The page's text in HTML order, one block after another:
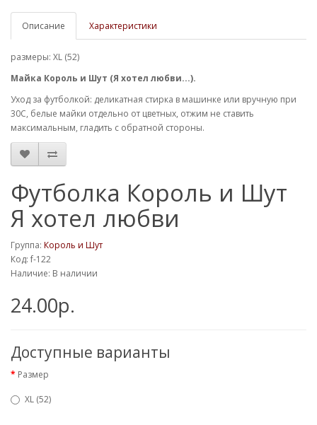
Описание Характеристики
размеры: XL (52)
Майка Король и Шут (Я хотел любви...).
Уход за футболкой: деликатная стирка в машинке или вручную при
30С, белые майки отдельно от цветных, отжим не ставить
максимальным, гладить с обратной стороны.
Футболка Король и Шут
Я хотел любви
Группа: Король и Шут
Код: f-122
Наличие: В наличии
24.00р.
Доступные варианты
Размер
XL (52)